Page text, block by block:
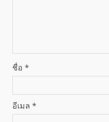
ชื่อ *
อีเมล *